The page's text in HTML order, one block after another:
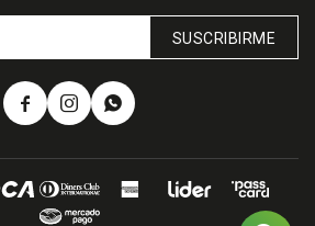
SUSCRIBIRME
  